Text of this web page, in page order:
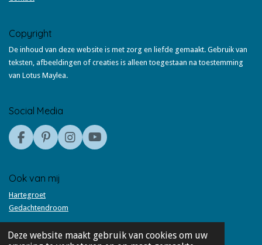
Deze website maakt gebruik van cookies om uw
Copyright
De inhoud van deze website is met zorg en liefde gemaakt. Gebruik van
teksten, afbeeldingen of creaties is alleen toegestaan na toestemming
van Lotus Maylea.
Social Media
F
a
e
o
o
k
P
i
t
r
e
s
t
I
n
a
m
Y
o
Ook van mij
Hartegroet
Gedachtendroom
©Lotus Maylea All rights Reserved